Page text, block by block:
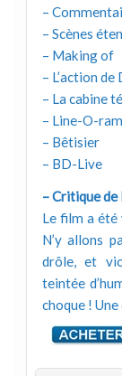
–
– Scènes
– Making of
– L’action
– La cabine
– Line-O-
– Bêtisier
– BD-Live
– Critique de
Le film a été
N’y allons
drôle, et
teintée
choque !